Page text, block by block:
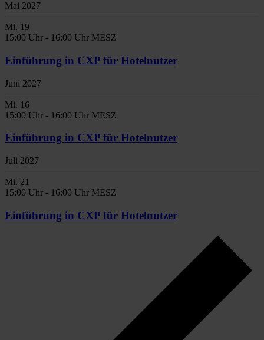
Mai 2027
Mi. 19
15:00 Uhr - 16:00 Uhr MESZ
Einführung in CXP für Hotelnutzer
Juni 2027
Mi. 16
15:00 Uhr - 16:00 Uhr MESZ
Einführung in CXP für Hotelnutzer
Juli 2027
Mi. 21
15:00 Uhr - 16:00 Uhr MESZ
Einführung in CXP für Hotelnutzer